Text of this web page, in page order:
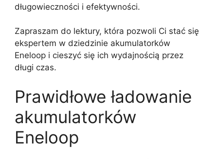
długowieczności i efektywności.
Zapraszam do lektury, która pozwoli Ci stać się
ekspertem w dziedzinie akumulatorków
Eneloop i cieszyć się ich wydajnością przez
długi czas.
Prawidłowe ładowanie
akumulatorków
Eneloop